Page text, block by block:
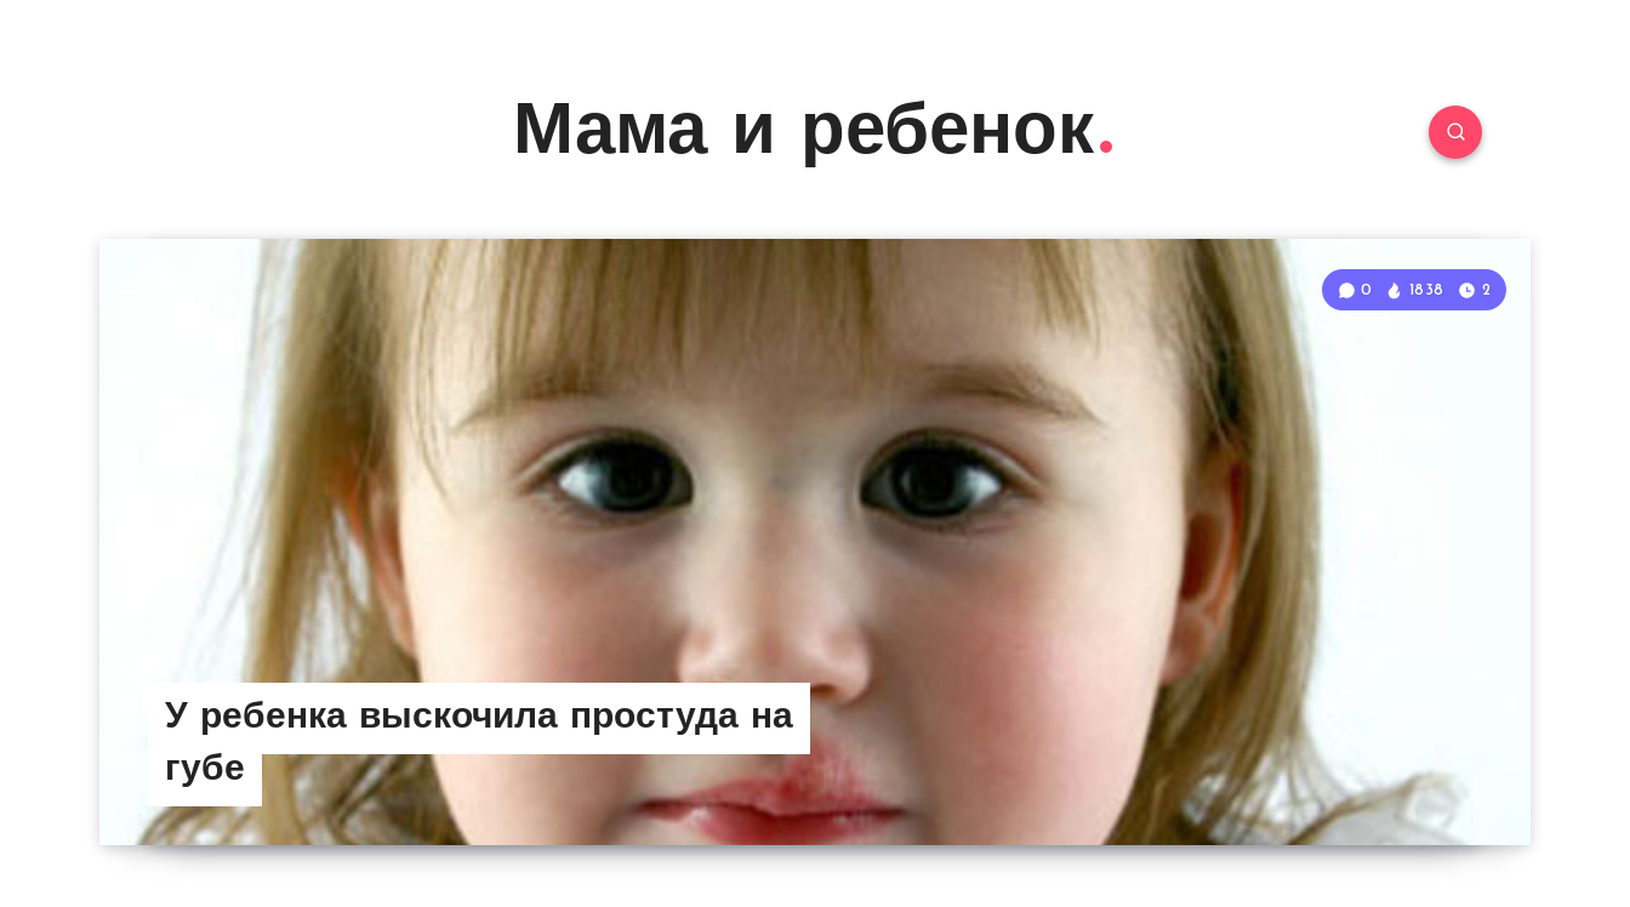
Мама и ребенок
У ребенка выскочила простуда на
губе
0 1838 2